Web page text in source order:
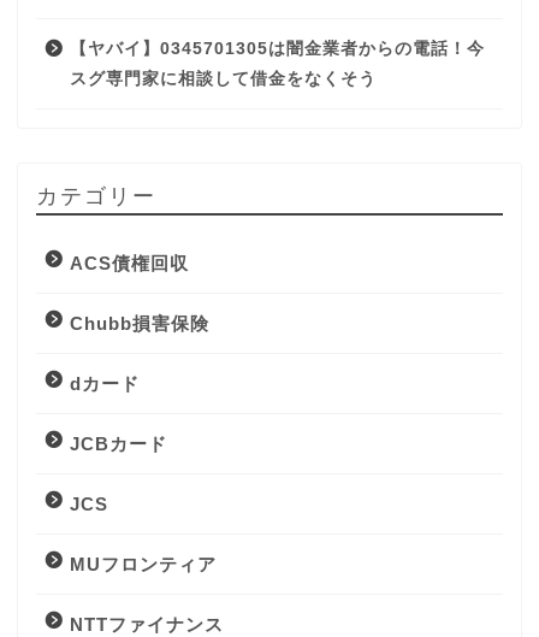
【ヤバイ】0345701305は闇金業者からの電話！今
スグ専門家に相談して借金をなくそう
カテゴリー
ACS債権回収
Chubb損害保険
dカード
JCBカード
JCS
MUフロンティア
NTTファイナンス